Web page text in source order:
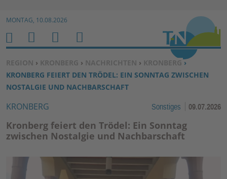
Zum Inhalt springen ↓
MONTAG, 10.08.2026
SIE BEFINDEN SICH HIER:
REGION › KRONBERG › NACHRICHTEN › KRONBERG›
KRONBERG FEIERT DEN TRÖDEL: EIN SONNTAG ZWISCHEN
NOSTALGIE UND NACHBARSCHAFT
KRONBERG Sonstiges 09.07.2026
Kronberg feiert den Trödel: Ein Sonntag
zwischen Nostalgie und Nachbarschaft
H
O
M
E
M
E
N
U
S
U
C
H
B
E
N
U
E
R
U